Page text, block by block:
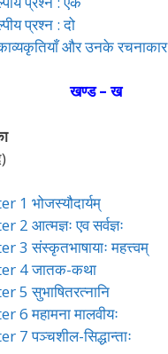
प्रश्न : दो
और उनके रचनाकार
खण्ड – ख
1 भोजस्यौदार्यम्
2 आत्मज्ञः एव सर्वज्ञः
3 संस्कृतभाषायाः महत्त्वम्
4 जातक-कथा
5 सुभाषितरत्नानि
6 महामना मालवीयः
7 पञ्चशील-सिद्धान्ताः